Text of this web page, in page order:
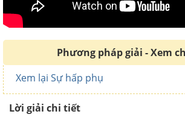
Phương pháp giải - Xem
Xem lại Sự hấp phụ
Lời giải chi tiết